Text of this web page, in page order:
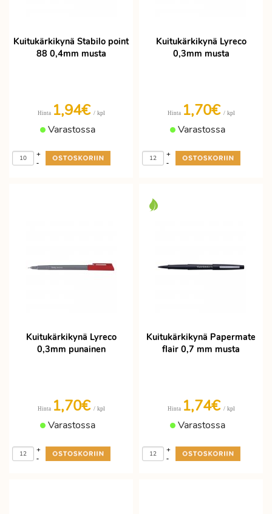
Kuitukärkikynä Stabilo point
88 0,4mm musta
Hinta 1,94€ / kpl
Varastossa
-
+
Kuitukärkikynä Lyreco
0,3mm musta
Hinta 1,70€ / kpl
Varastossa
-
+
Kuitukärkikynä Lyreco
0,3mm punainen
Hinta 1,70€ / kpl
Varastossa
-
+
Kuitukärkikynä Papermate
flair 0,7 mm musta
Hinta 1,74€ / kpl
Varastossa
-
+